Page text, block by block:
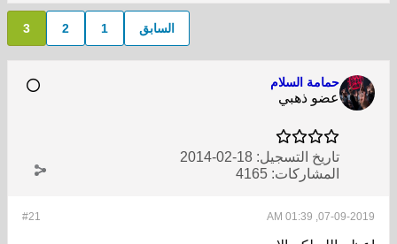
السابق 1
2
3
حمامة السلام
عضو ذهبي
تاريخ التسجيل: 18-02-2014
المشاركات: 4165
#21 07-09-2019, 01:39 AM